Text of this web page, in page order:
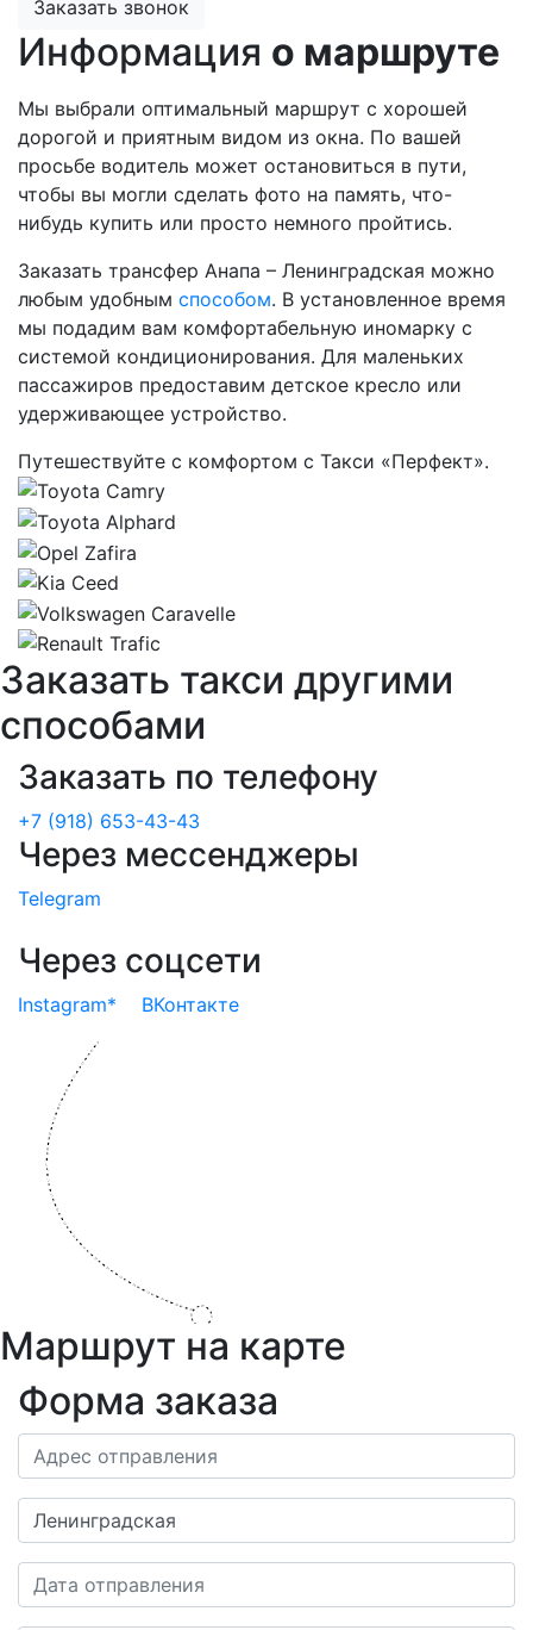
Заказать звонок
Информация о маршруте
Мы выбрали оптимальный маршрут с хорошей
дорогой и приятным видом из окна. По вашей
просьбе водитель может остановиться в пути,
чтобы вы могли сделать фото на память, что-
нибудь купить или просто немного пройтись.
Заказать трансфер Анапа – Ленинградская можно
любым удобным способом. В установленное время
мы подадим вам комфортабельную иномарку с
системой кондиционирования. Для маленьких
пассажиров предоставим детское кресло или
удерживающее устройство.
Путешествуйте с комфортом с Такси «Перфект».
Заказать такси другими
способами
Заказать по телефону
+7 (918) 653-43-43
Через мессенджеры
Telegram
Через соцсети
Instagram* ВКонтакте
Маршрут на карте
Форма заказа